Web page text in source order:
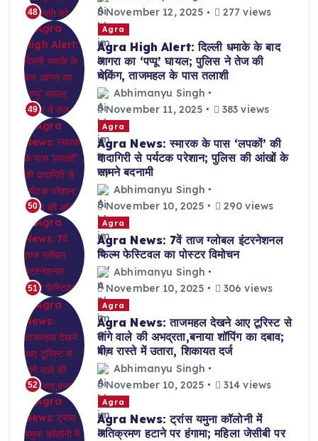
48
November 12, 2025
277 views
49
Agra
Agra High Alert: दिल्ली धमाके के बाद
आगरा का ‘पप्पू’ घायल; पुलिस ने तेज की
चेकिंग, ताजमहल के पास तलाशी
Abhimanyu Singh
November 11, 2025
383 views
50
Agra
Agra News: स्मारक के पास ‘लपकों’ की
दादागिरी से पर्यटक परेशान; पुलिस की आंखों के
सामने बदनामी
Abhimanyu Singh
November 10, 2025
290 views
51
Agra
Agra News: 7वें ताज ग्लोबल इंटरनेशनल
फिल्म फेस्टिवल का पोस्टर विमोचन
Abhimanyu Singh
November 10, 2025
306 views
52
Agra
Agra News: ताजमहल देखने आए टूरिस्ट से
तांगे वाले की अभद्रता,बनाया शॉपिंग का दबाव;
बीच रास्ते में उतारा, शिकायत दर्ज
Abhimanyu Singh
November 10, 2025
314 views
Agra
Agra News: ट्रांस यमुना कॉलोनी में
अतिक्रमण हटाने पर हंगामा; महिला जेसीबी पर